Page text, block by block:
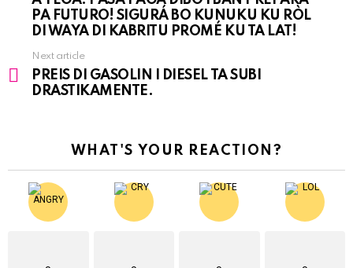
PA FUTURO! SIGURÁ BO KUNUKU KU RÒL
DI WAYA DI KABRITU PROMÉ KU TA LAT!
Next article
PREIS DI GASOLIN I DIESEL TA SUBI
DRASTIKAMENTE.
WHAT'S YOUR REACTION?